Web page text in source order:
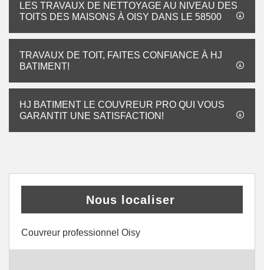
LES TRAVAUX DE NETTOYAGE AU NIVEAU DES
TOITS DES MAISONS À OISY DANS LE 58500
TRAVAUX DE TOIT, FAITES CONFIANCE À HJ
BATIMENT!
HJ BATIMENT LE COUVREUR PRO QUI VOUS
GARANTIT UNE SATISFACTION!
Nous localiser
Couvreur professionnel Oisy